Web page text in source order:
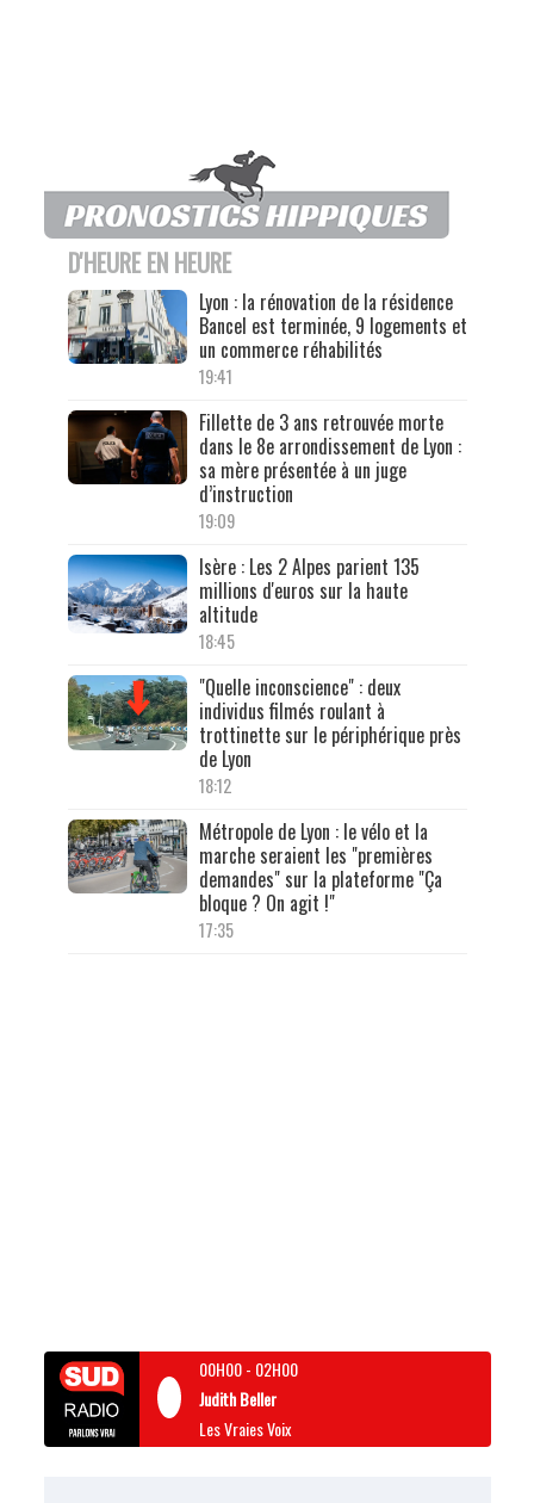
D'HEURE EN HEURE
Lyon : la rénovation de la résidence
Bancel est terminée, 9 logements et
un commerce réhabilités
19:41
Fillette de 3 ans retrouvée morte
dans le 8e arrondissement de Lyon :
sa mère présentée à un juge
d’instruction
19:09
Isère : Les 2 Alpes parient 135
millions d'euros sur la haute
altitude
18:45
"Quelle inconscience" : deux
individus filmés roulant à
trottinette sur le périphérique près
de Lyon
18:12
Métropole de Lyon : le vélo et la
marche seraient les "premières
demandes" sur la plateforme "Ça
bloque ? On agit !"
17:35
00H00- 02H00
Judith Beller
Les Vraies Voix